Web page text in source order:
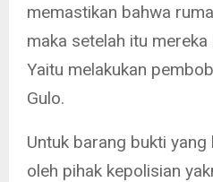
memastikan bahwa
maka setelah itu mereka
Yaitu melakukan
Gulo.
Untuk barang bukti
oleh pihak kepolisian